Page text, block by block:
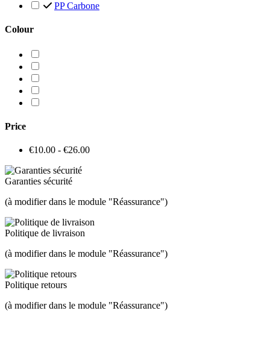
PP Carbone
Colour
Price
€10.00 - €26.00
Garanties sécurité
(à modifier dans le module "Réassurance")
Politique de livraison
(à modifier dans le module "Réassurance")
Politique retours
(à modifier dans le module "Réassurance")